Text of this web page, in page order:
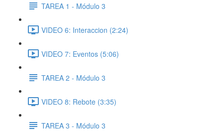
TAREA 1 - Módulo 3
VIDEO 6: Interaccion (2:24)
VIDEO 7: Eventos (5:06)
TAREA 2 - Módulo 3
VIDEO 8: Rebote (3:35)
TAREA 3 - Módulo 3